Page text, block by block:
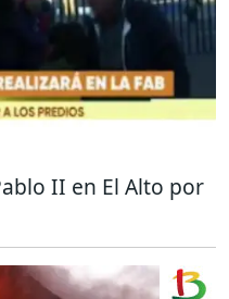
II en El Alto por